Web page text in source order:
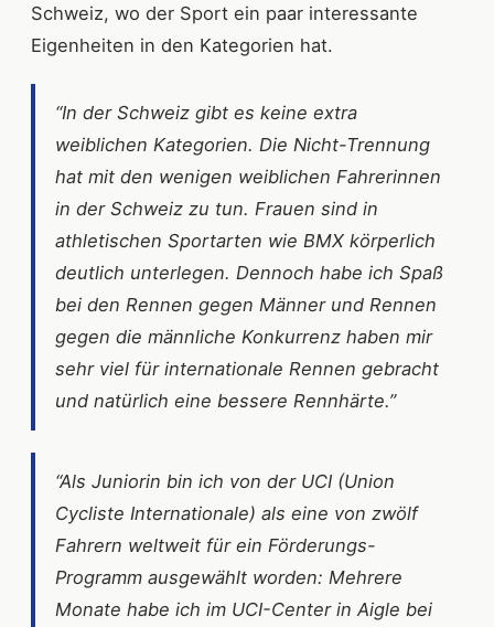
Schweiz, wo der Sport ein paar interessante
Eigenheiten in den Kategorien hat.
“In der Schweiz gibt es keine extra
weiblichen Kategorien. Die Nicht-Trennung
hat mit den wenigen weiblichen Fahrerinnen
in der Schweiz zu tun. Frauen sind in
athletischen Sportarten wie BMX körperlich
deutlich unterlegen. Dennoch habe ich Spaß
bei den Rennen gegen Männer und Rennen
gegen die männliche Konkurrenz haben mir
sehr viel für internationale Rennen gebracht
und natürlich eine bessere Rennhärte.”
“Als Juniorin bin ich von der UCI (Union
Cycliste Internationale) als eine von zwölf
Fahrern weltweit für ein Förderungs-
Programm ausgewählt worden: Mehrere
Monate habe ich im UCI-Center in Aigle bei